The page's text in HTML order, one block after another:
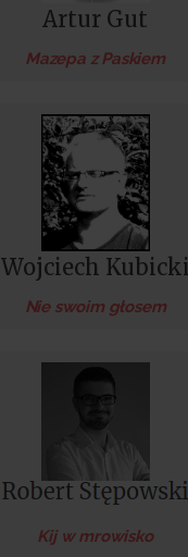
Artur Gut
Mazepa z Paskiem
Wojciech Kubicki
Nie swoim głosem
Kij w mrowisko